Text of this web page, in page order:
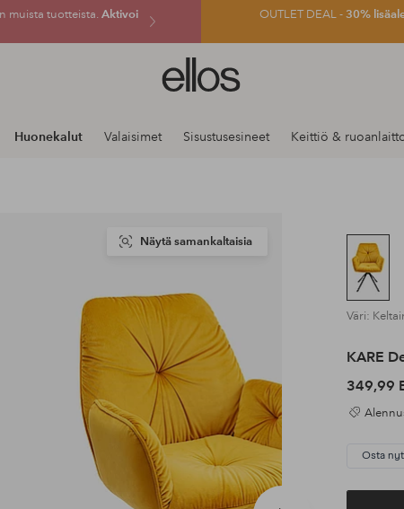
muista tuotteista. Aktivoi
OUTLET DEAL -30%
Ellos-
logo
siirry
Huonekalut Valaisimet Sisustusesineet Keittiö &
Näytä samankaltaisia
Väri:
KARE
349,99
Osta